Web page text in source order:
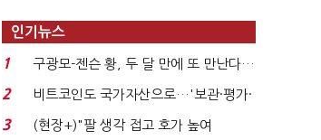
인기뉴스
1
구광모-젠슨 황, 두 달 만에 또 만난다…
로봇·AI 등 논...
2
비트코인도 국가자산으로…'보관·평가·
처분' 기준은 ...
3
(현장+)"팔 생각 접고 호가 높여